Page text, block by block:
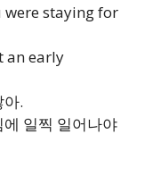
were staying for
an early
.
일찍 일어나야